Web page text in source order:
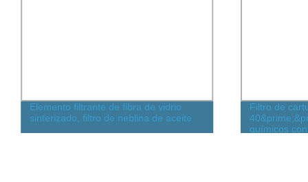
Elemento filtrante de fibra de vidrio
sinterizado, filtro de neblina de aceite
Filtro de
químicos